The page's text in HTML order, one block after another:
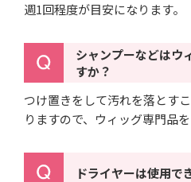
週1回程度が目安になります。
シャンプーなどはウ
すか？
つけ置きをして汚れを落とす
りますので、ウィッグ専門品
ドライヤーは使用で